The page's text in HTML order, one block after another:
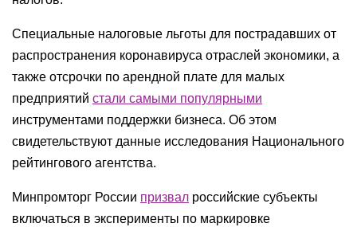
Специальные налоговые льготы для пострадавших от
распространения коронавируса отраслей экономики, а
также отсрочки по арендной плате для малых
предприятий стали самыми популярными
инструментами поддержки бизнеса. Об этом
свидетельствуют данные исследования Национального
рейтингового агентства.
Минпромторг России призвал российские субъекты
включаться в эксперименты по маркировке